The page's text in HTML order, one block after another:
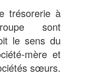
trésorerie à
sont
le sens du
mère et
sœurs.